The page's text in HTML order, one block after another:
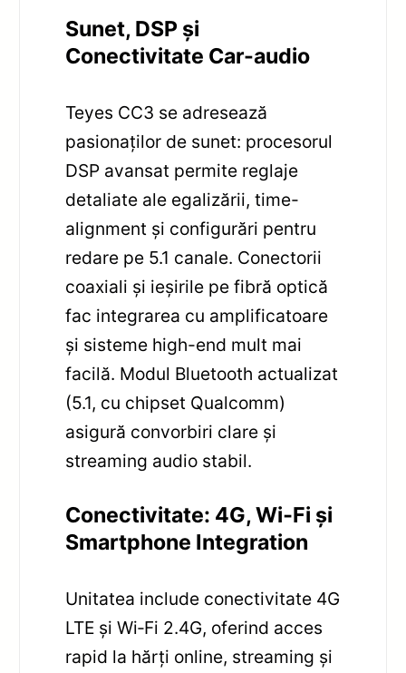
Sunet, DSP și
Conectivitate Car-audio
Teyes CC3 se adresează
pasionaților de sunet: procesorul
DSP avansat permite reglaje
detaliate ale egalizării, time-
alignment și configurări pentru
redare pe 5.1 canale. Conectorii
coaxiali și ieșirile pe fibră optică
fac integrarea cu amplificatoare
și sisteme high-end mult mai
facilă. Modul Bluetooth actualizat
(5.1, cu chipset Qualcomm)
asigură convorbiri clare și
streaming audio stabil.
Conectivitate: 4G, Wi‑Fi și
Smartphone Integration
Unitatea include conectivitate 4G
LTE și Wi‑Fi 2.4G, oferind acces
rapid la hărți online, streaming și